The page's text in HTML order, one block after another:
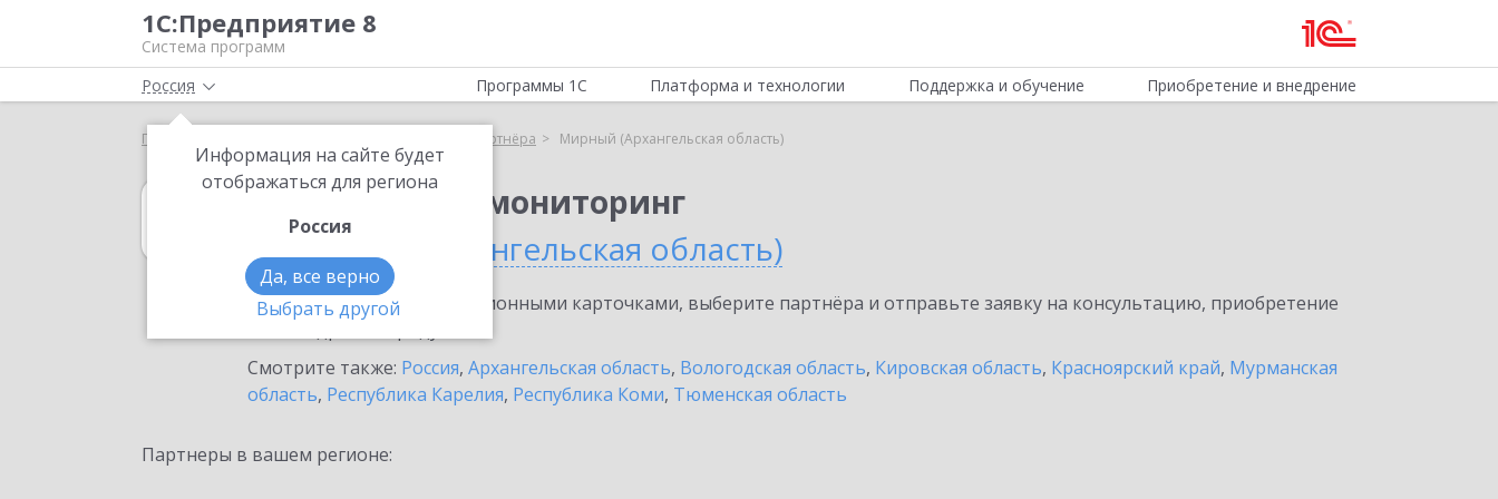
1С:Предприятие 8
Система программ
Россия
Информация на сайте будет
отображаться для региона
Россия
Да, все верно
Выбрать другой
Программы 1С Платформа и технологии Поддержка и обучение Приобретение и внедрение
Главная Выбор партнёра Мирный (Архангельская область)
1С:Налоговый мониторинг
в Мирном (Архангельская область)
Ознакомьтесь с информационными карточками, выберите партнёра и отправьте заявку на консультацию, приобретение
Смотрите также: Россия, Архангельская область, Вологодская область, Кировская область, Красноярский край, Мурманская
область, Республика Карелия, Республика Коми, Тюменская область
Партнеры в вашем регионе: